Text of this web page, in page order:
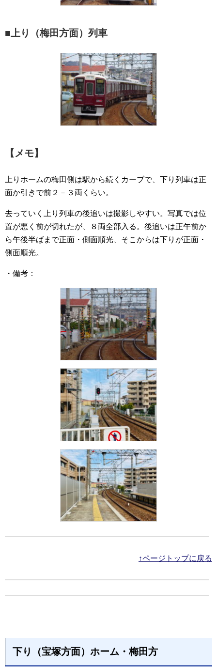
■上り（梅田方面）列車
【メモ】
上りホームの梅田側は駅から続くカーブで、下り列車は正
面か引きで前２－３両くらい。
去っていく上り列車の後追いは撮影しやすい。写真では位
置が悪く前が切れたが、８両全部入る。後追いは正午前か
ら午後半ばまで正面・側面順光、そこからは下りが正面・
側面順光。
・備考：
↑ページトップに戻る
下り（宝塚方面）ホーム・梅田方